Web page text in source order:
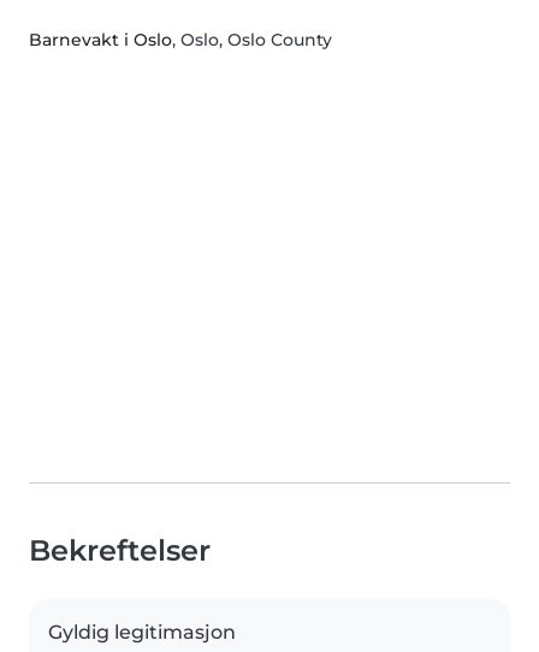
Barnevakt i Oslo, Oslo, Oslo County
Bekreftelser
Gyldig legitimasjon